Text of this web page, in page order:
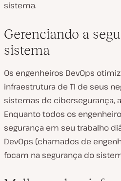
sistema.
Gerenciando a
sistema
Os engenheiros DevOps
infraestrutura de TI de seus
sistemas de cibersegurança,
Enquanto todos os
segurança em seu trabalho
DevOps (chamados de
focam na segurança do